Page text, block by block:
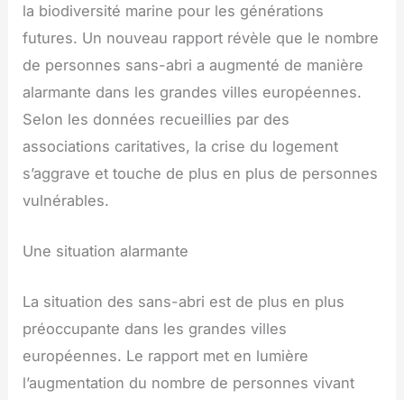
la biodiversité marine pour les générations
futures. Un nouveau rapport révèle que le nombre
de personnes sans-abri a augmenté de manière
alarmante dans les grandes villes européennes.
Selon les données recueillies par des
associations caritatives, la crise du logement
s’aggrave et touche de plus en plus de personnes
vulnérables.
Une situation alarmante
La situation des sans-abri est de plus en plus
préoccupante dans les grandes villes
européennes. Le rapport met en lumière
l’augmentation du nombre de personnes vivant